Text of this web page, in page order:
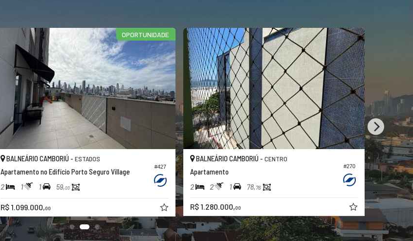
OPORTUNIDADE
#427
BALNEÁRIO CAMBORIÚ -ESTADOS
Apartamento no Edifício Porto Seguro Village
2 1 1 59,00
R$ 1.099.000,00
#270
BALNEÁRIO CAMBORIÚ - CENTRO
Apartamento
2 2 1 78,76
R$ 1.280.000,00
3 2
R$